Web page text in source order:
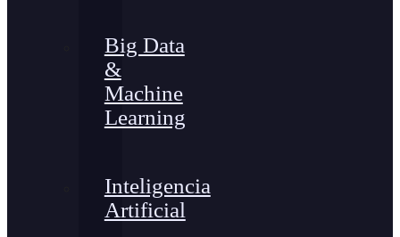
Big Data
&
Machine
Learning
Inteligencia
Artificial